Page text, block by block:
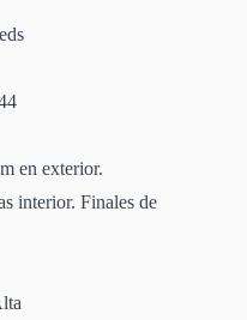
en exterior.
interior. Finales de